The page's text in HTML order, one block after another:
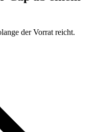
der Vorrat reicht.